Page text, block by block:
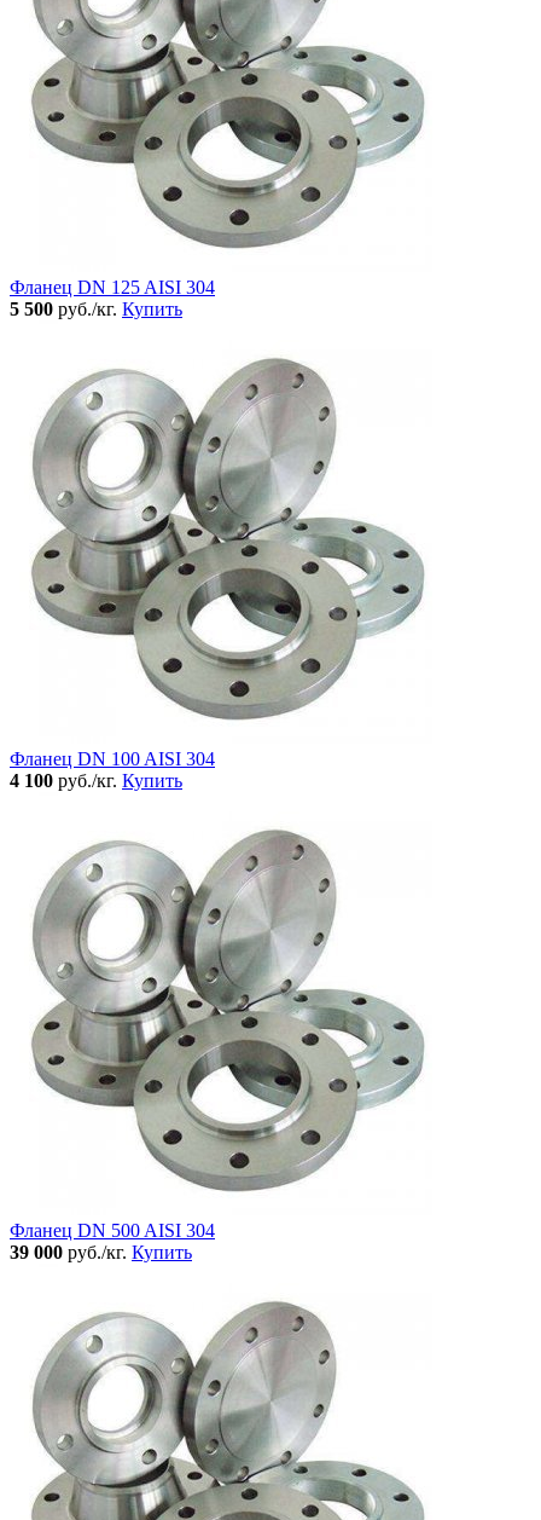
Фланец DN 125 AISI 304
5 500 руб./кг. Купить
Фланец DN 100 AISI 304
4 100 руб./кг. Купить
Фланец DN 500 AISI 304
39 000 руб./кг. Купить